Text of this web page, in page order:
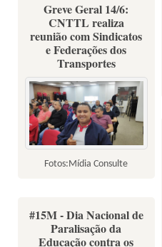
Greve Geral 14/6:
CNTTL realiza
reunião com Sindicatos
e Federações dos
Transportes
Fotos:Mídia Consulte
#15M - Dia Nacional de
Paralisação da
Educação contra os